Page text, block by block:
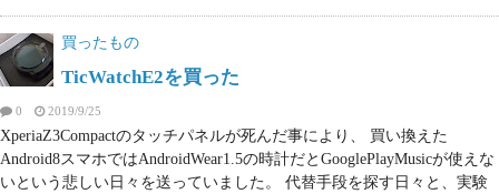
買ったもの
TicWatchE2を買った
0 2019/9/25
XperiaZ3Compactのタッチパネルが死んだ事により、 買い換えた
Android8スマホではAndroidWear1.5の時計だとGooglePlayMusicが使えな
いという悲しい日々を送っていました。 代替手段を探す日々と、実験